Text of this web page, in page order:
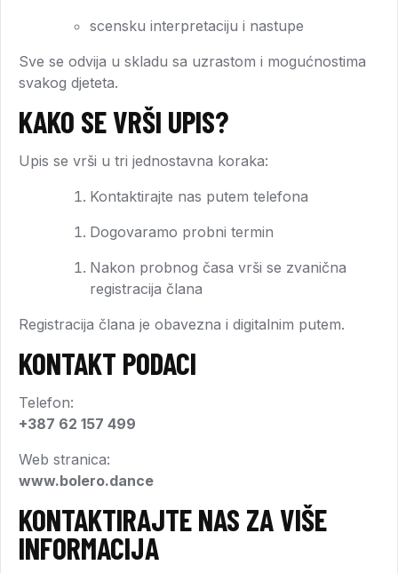
scensku interpretaciju i nastupe
Sve se odvija u skladu sa uzrastom i mogućnostima
svakog djeteta.
KAKO SE VRŠI UPIS?
Upis se vrši u tri jednostavna koraka:
Kontaktirajte nas putem telefona
Dogovaramo probni termin
Nakon probnog časa vrši se zvanična
registracija člana
Registracija člana je obavezna i digitalnim putem.
KONTAKT PODACI
Telefon:
+387 62 157 499
Web stranica:
www.bolero.dance
KONTAKTIRAJTE NAS ZA VIŠE
INFORMACIJA